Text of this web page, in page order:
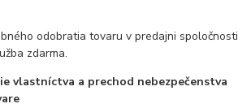
odobratia tovaru v predajni spoločnosti
zdarma.
vlastníctva a prechod nebezpečenstva